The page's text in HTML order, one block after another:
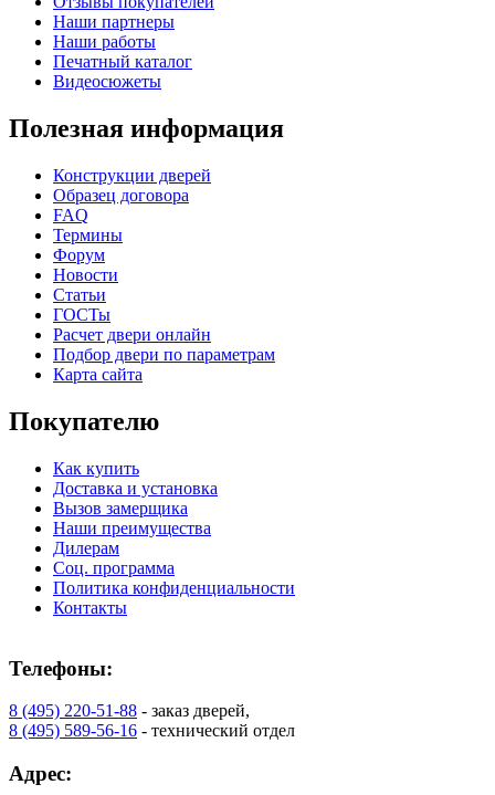
Наши партнеры
Наши работы
Печатный каталог
Видеосюжеты
Полезная информация
Конструкции дверей
Образец договора
FAQ
Термины
Форум
Новости
Статьи
ГОСТы
Расчет двери онлайн
Подбор двери по параметрам
Карта сайта
Покупателю
Как купить
Доставка и установка
Вызов замерщика
Наши преимущества
Дилерам
Соц. программа
Политика конфиденциальности
Контакты
Телефоны:
8 (495) 220-51-88 - заказ дверей,
8 (495) 589-56-16 - технический отдел
Адрес: